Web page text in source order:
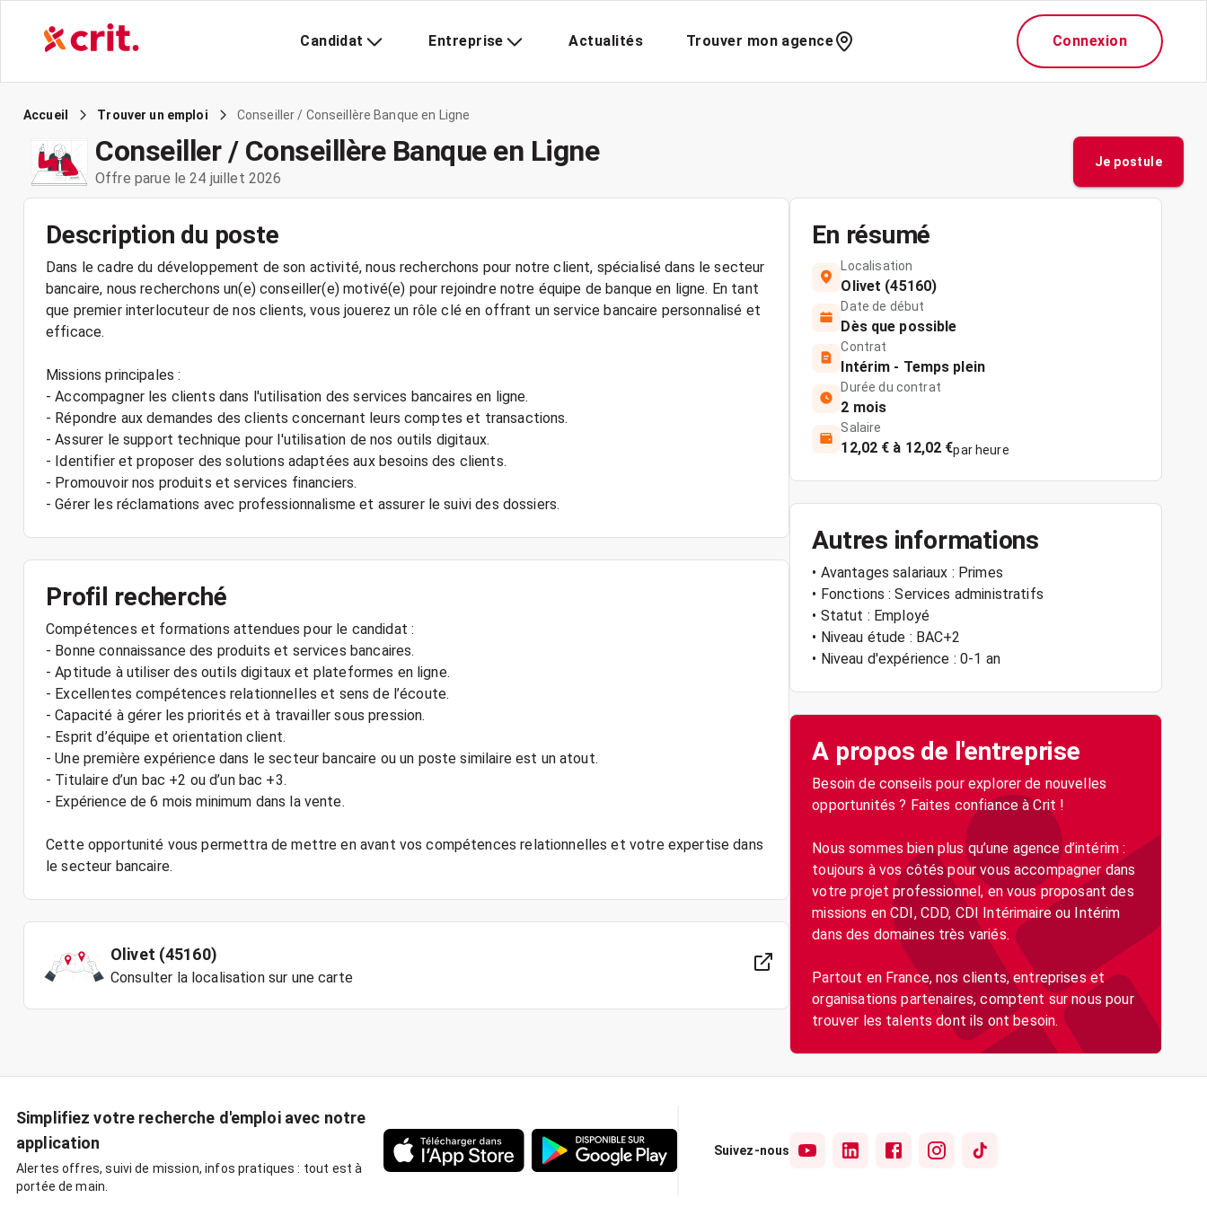
Candidat Entreprise Actualités Trouver mon agence Connexion
Accueil Trouver un emploi Conseiller / Conseillère Banque en Ligne
Conseiller / Conseillère Banque en Ligne
Offre parue le 24 juillet 2026
Je postule
Description du poste
Dans le cadre du développement de son activité, nous recherchons pour notre client, spécialisé dans le secteur
bancaire, nous recherchons un(e) conseiller(e) motivé(e) pour rejoindre notre équipe de banque en ligne. En tant
que premier interlocuteur de nos clients, vous jouerez un rôle clé en offrant un service bancaire personnalisé et
efficace.
Missions principales :
- Accompagner les clients dans l'utilisation des services bancaires en ligne.
- Répondre aux demandes des clients concernant leurs comptes et transactions.
- Assurer le support technique pour l'utilisation de nos outils digitaux.
- Identifier et proposer des solutions adaptées aux besoins des clients.
- Promouvoir nos produits et services financiers.
Profil recherché
Compétences et formations attendues pour le candidat :
- Bonne connaissance des produits et services bancaires.
- Aptitude à utiliser des outils digitaux et plateformes en ligne.
- Excellentes compétences relationnelles et sens de l’écoute.
- Capacité à gérer les priorités et à travailler sous pression.
- Esprit d’équipe et orientation client.
- Une première expérience dans le secteur bancaire ou un poste similaire est un atout.
- Titulaire d’un bac +2 ou d’un bac +3.
- Expérience de 6 mois minimum dans la vente.
Cette opportunité vous permettra de mettre en avant vos compétences relationnelles et votre expertise dans
Olivet (45160)
Consulter la localisation sur une carte
En résumé
Localisation
Olivet (45160)
Date de début
Dès que possible
Contrat
Intérim - Temps plein
Durée du contrat
2 mois
Salaire
12,02 € à 12,02 €par heure
Autres informations
• Avantages salariaux : Primes
• Fonctions : Services administratifs
• Statut : Employé
• Niveau étude : BAC+2
• Niveau d'expérience : 0-1 an
A propos de l'entreprise
Besoin de conseils pour explorer de nouvelles
opportunités ? Faites confiance à Crit !
Nous sommes bien plus qu’une agence d’intérim :
toujours à vos côtés pour vous accompagner dans
votre projet professionnel, en vous proposant des
missions en CDI, CDD, CDI Intérimaire ou Intérim
dans des domaines très variés.
Partout en France, nos clients, entreprises et
organisations partenaires, comptent sur nous pour
trouver les talents dont ils ont besoin.
Simplifiez votre recherche d'emploi avec notre
application
Alertes offres, suivi de mission, infos pratiques : tout est à
portée de main.
Suivez-nous